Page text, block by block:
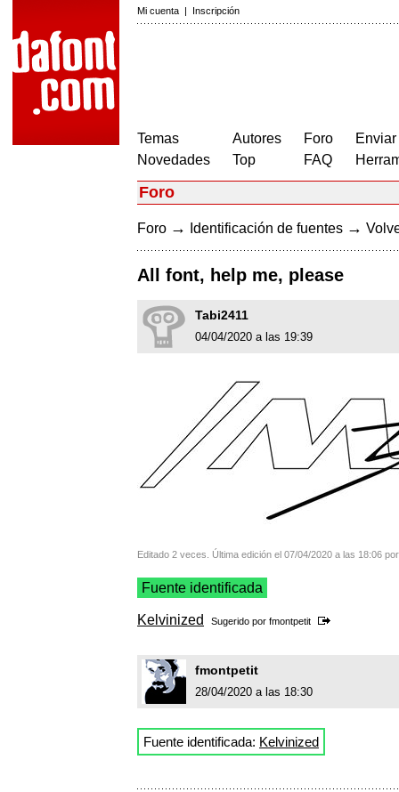
Mi cuenta | Inscripción
Temas
Novedades
Autores
Top
Foro
FAQ
Foro
Foro → Identificación de fuentes →
All font, help me, please
Tabi2411
04/04/2020 a las 19:39
Editado 2 veces. Última edición el 07/04/2020 a las 18:06
Fuente identificada
Kelvinized Sugerido por fmontpetit
fmontpetit
28/04/2020 a las 18:30
Fuente identificada: Kelvinized